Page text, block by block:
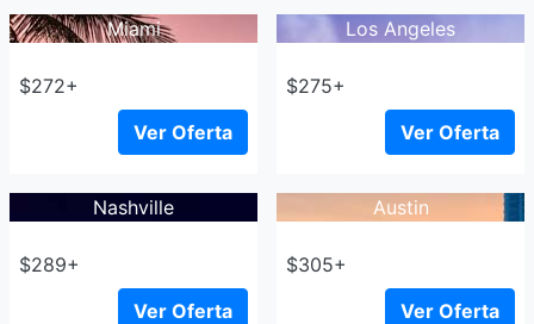
Miami
$272+
Ver Oferta
Los Angeles
$275+
Ver Oferta
Nashville
$289+
Ver Oferta
Austin
$305+
Ver Oferta